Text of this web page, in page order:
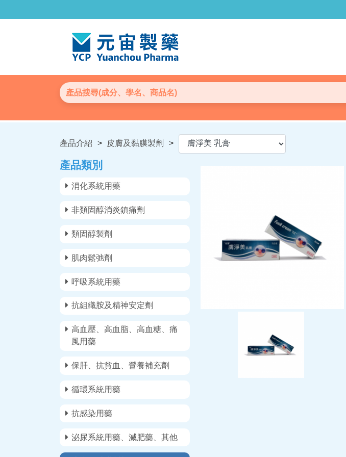
產品介紹 > 皮膚及黏膜製劑 >
產品類別
消化系統用藥
非類固醇消炎鎮痛劑
類固醇製劑
肌肉鬆弛劑
呼吸系統用藥
抗組織胺及精神安定劑
高血壓、高血脂、高血糖、痛
風用藥
保肝、抗貧血、營養補充劑
循環系統用藥
抗感染用藥
泌尿系統用藥、減肥藥、其他